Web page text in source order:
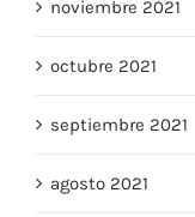
noviembre 2021
octubre 2021
septiembre 2021
agosto 2021